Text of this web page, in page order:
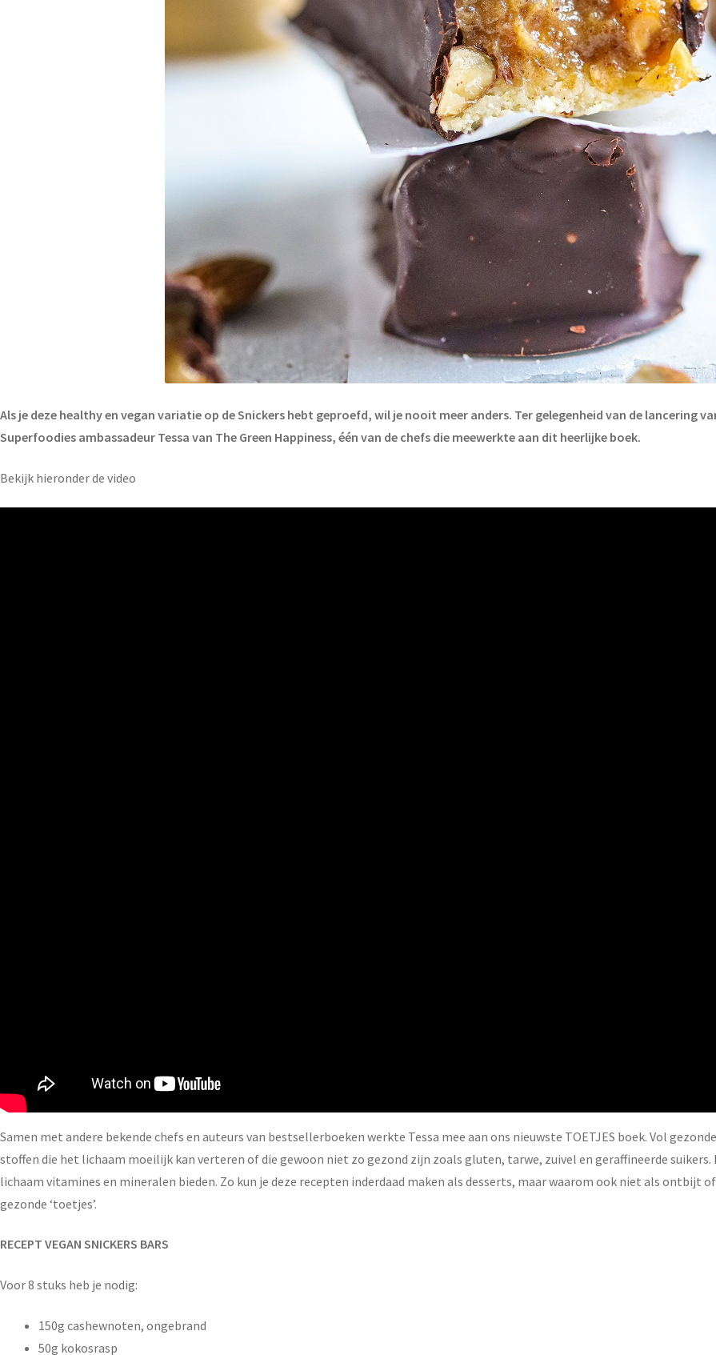
Als je deze healthy en vegan variatie op de Snickers hebt geproefd, wil je nooit meer anders. Ter gelegenheid van de lancering
Superfoodies ambassadeur Tessa van The Green Happiness, één van de chefs die meewerkte aan dit heerlijke boek.
Bekijk hieronder de video
Samen met andere bekende chefs en auteurs van bestsellerboeken werkte Tessa mee aan ons nieuwste TOETJES boek. Vol
stoffen die het lichaam moeilijk kan verteren of die gewoon niet zo gezond zijn zoals gluten, tarwe, zuivel en geraffineerde
lichaam vitamines en mineralen bieden. Zo kun je deze recepten inderdaad maken als desserts, maar waarom ook niet als ontbijt
gezonde ‘toetjes’.
RECEPT VEGAN SNICKERS BARS
Voor 8 stuks heb je nodig:
150g cashewnoten, ongebrand
50g kokosrasp